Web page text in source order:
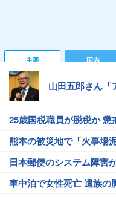
主要 国内
山田五郎さん「
25歳国税職員が脱税か 懲
熊本の被災地で「火事場
日本郵便のシステム障害
車中泊で女性死亡 遺族の